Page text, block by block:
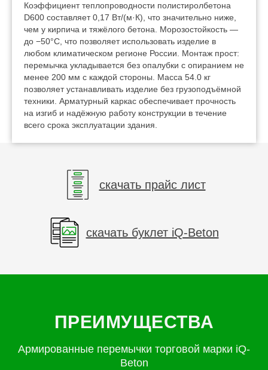
Коэффициент теплопроводности полистиролбетона
D600 составляет 0,17 Вт/(м·К), что значительно ниже,
чем у кирпича и тяжёлого бетона. Морозостойкость —
до −50°C, что позволяет использовать изделие в
любом климатическом регионе России. Монтаж прост:
перемычка укладывается без опалубки с опиранием не
менее 200 мм с каждой стороны. Масса 54.0 кг
позволяет устанавливать изделие без грузоподъёмной
техники. Арматурный каркас обеспечивает прочность
на изгиб и надёжную работу конструкции в течение
всего срока эксплуатации здания.
скачать прайс лист
скачать буклет iQ-Beton
ПРЕИМУЩЕСТВА
Армированные перемычки торговой марки iQ-
Beton